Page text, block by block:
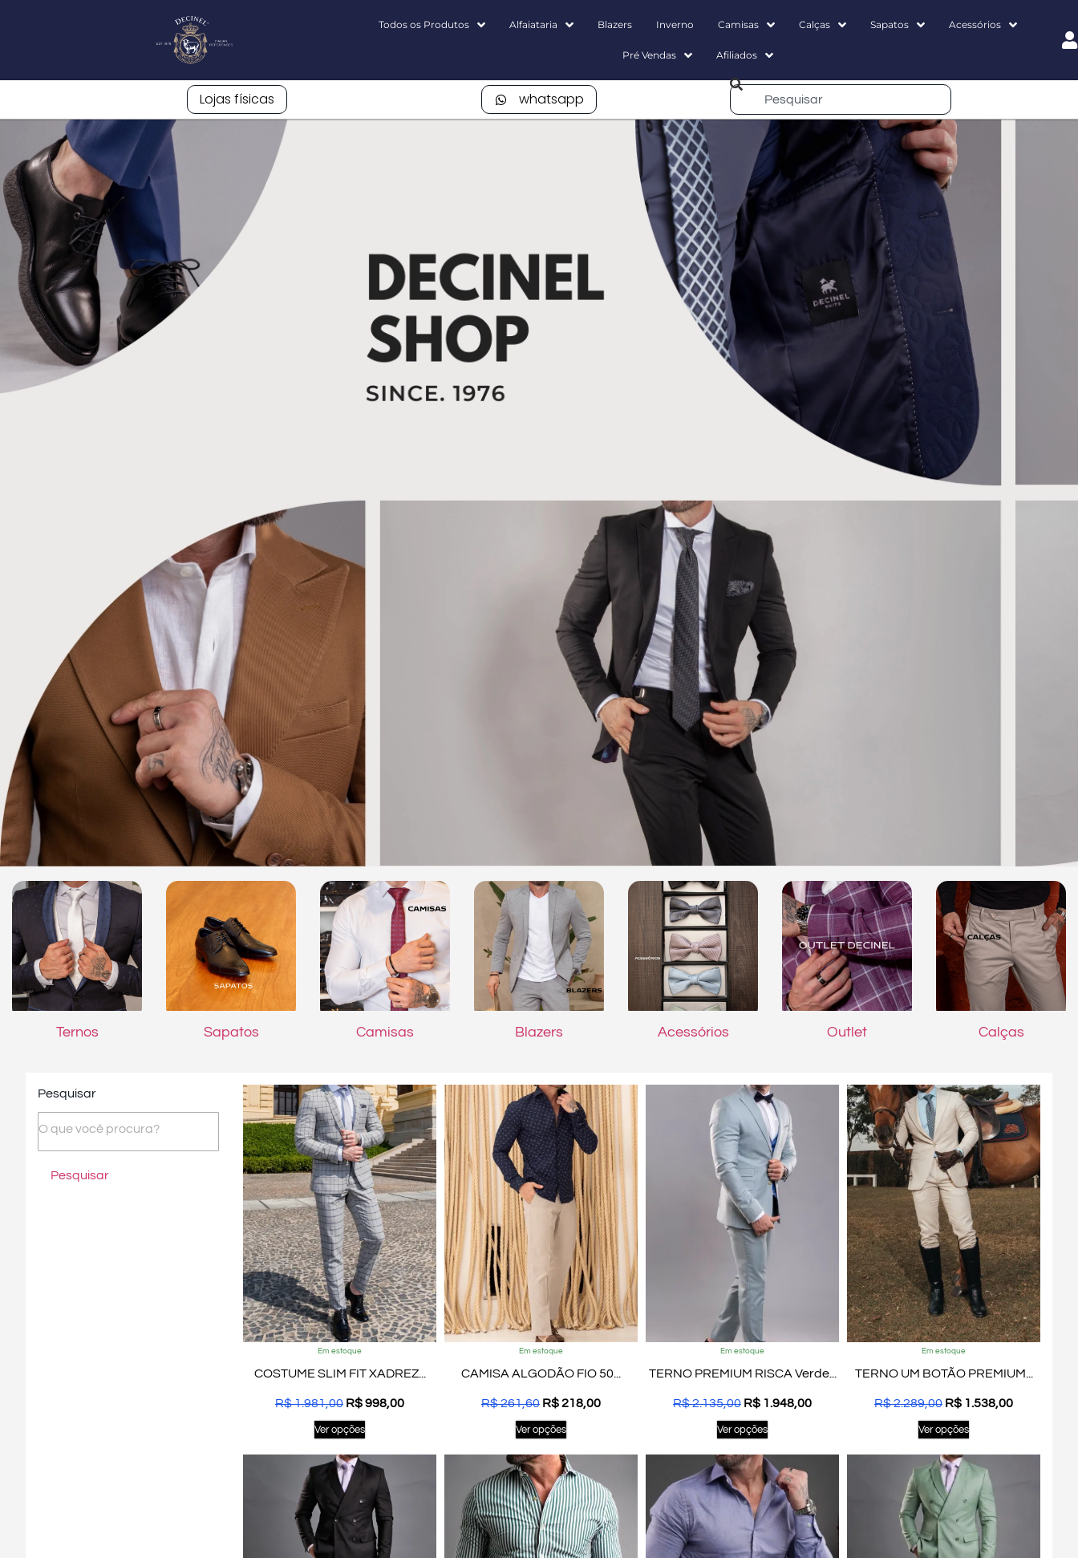
Todos os Produtos Alfaiataria Blazers Inverno Camisas Calças Sapatos Acessórios
Pré Vendas Afiliados
Lojas físicas whatsapp
Ternos Sapatos Camisas Blazers Acessórios Outlet Calças
Pesquisar
Pesquisar
Em estoque
COSTUME SLIM FIT XADREZ...
R$1.981,00 R$998,00
Ver opções
Em estoque
CAMISA ALGODÃO FIO 50...
R$261,60 R$218,00
Ver opções
Em estoque
TERNO PREMIUM RISCA Verde...
R$2.135,00 R$ 1.948,00
Ver opções
Em estoque
TERNO UM BOTÃO PREMIUM...
R$2.289,00 R$ 1.538,00
Ver opções